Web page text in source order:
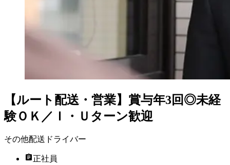
【ルート配送・営業】賞与年3回◎未経
験ＯＫ／Ｉ・Ｕターン歓迎
その他配送ドライバー
正社員